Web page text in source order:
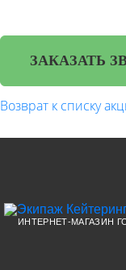
ЗАКАЗАТЬ
Возврат к списку
ИНТЕРНЕТ-МАГАЗИН